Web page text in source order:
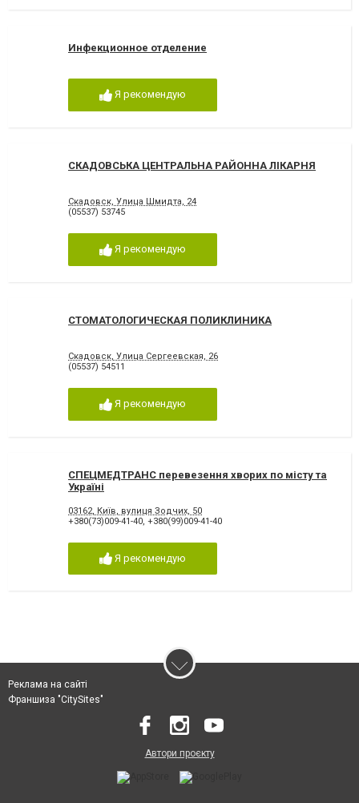
Инфекционное отделение
Я рекомендую
СКАДОВСЬКА ЦЕНТРАЛЬНА РАЙОННА ЛІКАРНЯ
Скадовск, Улица Шмидта, 24
(05537) 53745
Я рекомендую
СТОМАТОЛОГИЧЕСКАЯ ПОЛИКЛИНИКА
Скадовск, Улица Сергеевская, 26
(05537) 54511
Я рекомендую
СПЕЦМЕДТРАНС перевезення хворих по місту та
Україні
03162, Київ, вулиця Зодчих, 50
+380(73)009-41-40, +380(99)009-41-40
Я рекомендую
Реклама на сайті
Франшиза "CitySites"
Автори проєкту